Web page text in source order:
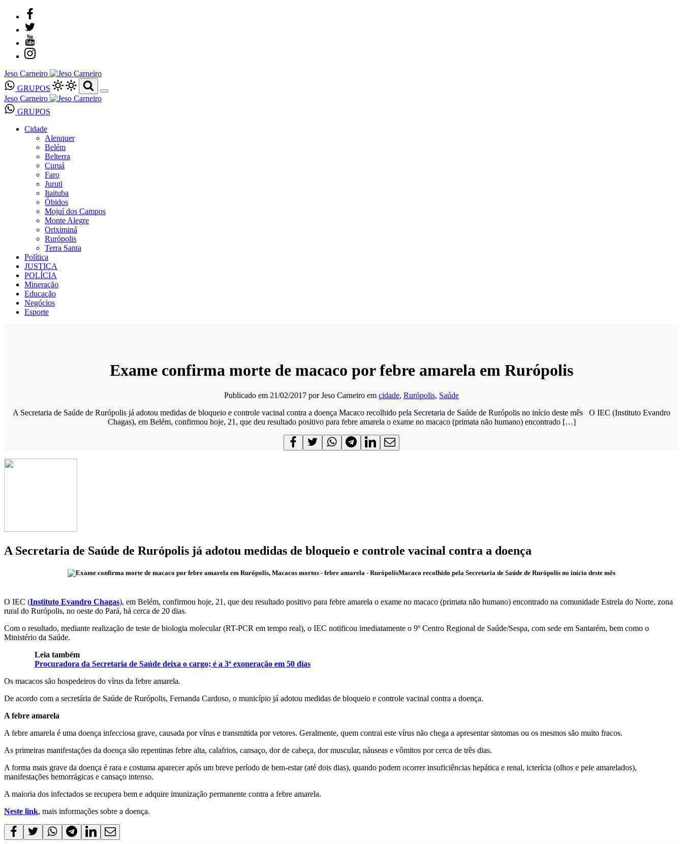
Jeso Carneiro
GRUPOS
Jeso Carneiro
GRUPOS
Cidade
Alenquer
Belém
Belterra
Curuá
Faro
Juruti
Itaituba
Óbidos
Mojuí dos Campos
Monte Alegre
Oriximiná
Rurópolis
Terra Santa
Política
JUSTIÇA
POLÍCIA
Mineração
Educação
Negócios
Esporte
Exame confirma morte de macaco por febre amarela em Rurópolis
Publicado em 21/02/2017 porJeso Carneiro em cidade, Rurópolis, Saúde
A Secretaria de Saúde de Rurópolis já adotou medidas de bloqueio e controle vacinal contra a doença Macaco recolhido pela Secretaria de Saúde de Rurópolis no início deste mês O IEC (Instituto Evandro
Chagas), em Belém, confirmou hoje, 21, que deu resultado positivo para febre amarela o exame no macaco (primata não humano) encontrado […]
A Secretaria de Saúde de Rurópolis já adotou medidas de bloqueio e controle vacinal contra a doença
Macaco recolhido pela Secretaria de Saúde de Rurópolis no início deste mês
O IEC (Instituto Evandro Chagas), em Belém, confirmou hoje, 21, que deu resultado positivo para febre amarela o exame no macaco (primata não humano) encontrado na comunidade Estrela do Norte, zona
rural do Rurópolis, no oeste do Pará, há cerca de 20 dias.
Com o resultado, mediante realização de teste de biologia molecular (RT-PCR em tempo real), o IEC notificou imediatamente o 9º Centro Regional de Saúde/Sespa, com sede em Santarém, bem como o
Ministério da Saúde.
Leia também
Procuradora da Secretaria de Saúde deixa o cargo; é a 3ª exoneração em 50 dias
Os macacos são hospedeiros do vírus da febre amarela.
De acordo com a secretária de Saúde de Rurópolis, Fernanda Cardoso, o município já adotou medidas de bloqueio e controle vacinal contra a doença.
A febre amarela
A febre amarela é uma doença infecciosa grave, causada por vírus e transmitida por vetores. Geralmente, quem contrai este vírus não chega a apresentar sintomas ou os mesmos são muito fracos.
As primeiras manifestações da doença são repentinas febre alta, calafrios, cansaço, dor de cabeça, dor muscular, náuseas e vômitos por cerca de três dias.
A forma mais grave da doença é rara e costuma aparecer após um breve período de bem-estar (até dois dias), quando podem ocorrer insuficiências hepática e renal, icterícia (olhos e pele amarelados),
manifestações hemorrágicas e cansaço intenso.
A maioria dos infectados se recupera bem e adquire imunização permanente contra a febre amarela.
Neste link, mais informações sobre a doença.